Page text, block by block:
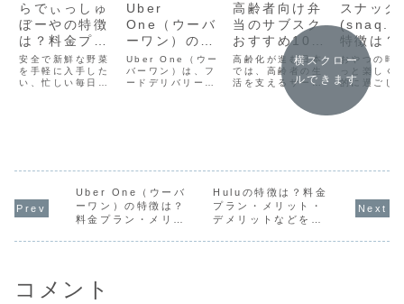
らでぃっしゅ
ぼーやの特徴
は？料金プラ
ン・メリッ
ト・デメリッ
トなどを解
安全で新鮮な野菜
を手軽に入手した
い、忙しい毎日で
や」について詳し
く解説します。料
金プランやメリッ
ト・デメリット、
Uber
One（ウーバ
ーワン）の特
徴は？料金プ
ラン・メリッ
ト・デメリッ
Uber One（ウー
バーワン）は、フ
ードデリバリーサ
たは年額3,998円
で、配送料無料や
乗車料金の割引
な...
高齢者向け弁
当のサブスク
おすすめ10
選！選び方や
メリット・注
意点を解説
高齢化が進む日本
では、高齢者の生
活を支えるサービ
スがますます重要
になっています。
その中で注目され
の取れた食事を自
宅に届ける仕組み
で、特に料理が負
担になりやすい高
スナック
特徴は？
プラン・
ット・デ
ットなど
説！
おやつの時
っと楽しく
的に過ごし
そんな願い
てくれるの
ながら罪悪
楽しめる。
横スクロー
ルできます
Uber One（ウーバ
ーワン）の特徴は？
料金プラン・メリッ
Huluの特徴は？料金
プラン・メリット・
デメリットなどを解
コメント